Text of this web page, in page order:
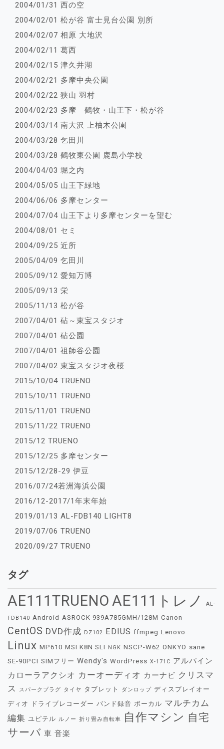
2004/01/31 西の空
2004/02/01 松が谷 富士見台公園 別所
2004/02/07 相原 大地沢
2004/02/11 葛西
2004/02/15 津久井湖
2004/02/21 多摩中央公園
2004/02/22 狭山 羽村
2004/02/23 多摩 鶴牧・山王下・松が谷
2004/03/14 南大沢 上柚木公園
2004/03/28 乞田川
2004/03/28 鶴牧東公園 鹿島小学校
2004/04/03 堀之内
2004/05/05 山王下緑地
2004/06/06 多摩センター
2004/07/04 山王下より多摩センターを望む
2004/08/01 セミ
2004/09/25 近所
2005/04/09 乞田川
2005/09/12 愛知万博
2005/09/13 栄
2005/11/13 松が谷
2007/04/01 砧～東宝スタジオ
2007/04/01 砧公園
2007/04/01 祖師谷公園
2007/04/02 東宝スタジオ夜桜
2015/10/04 TRUENO
2015/10/11 TRUENO
2015/11/01 TRUENO
2015/11/22 TRUENO
2015/12 TRUENO
2015/12/25 多摩センター
2015/12/28-29 伊豆
2016/07/24若洲海浜公園
2016/12-2017/1年末年始
2019/01/13 AL-FDB140 LIGHT8
2019/07/06 TRUENO
2020/09/27 TRUENO
タグ
AE111TRUENO AE111トレノ AL-
FDB140 Android ASROCK 939A785GMH/128M Canon
CentOS DVD作成 DZ102 EDIUS ffmpeg Lenovo
Linux MP610 MSI K8N SLI NGK NSCP-W62 ONKYO sane
SE-90PCI SIMフリー Wendy's WordPress X-171C アルパイン
カローラアクシオ カーオーディオ カーナビ クリスマ
ス
スパークプラグ タイヤ タブレット ダンロップ ディスプレイオー
ディオ
ドライブレコーダー バンド録音 ボーカル マルチカム
編集 ユピテル ルノー 折り畳み自転車 自作マシン 自宅
サーバ 車 音楽